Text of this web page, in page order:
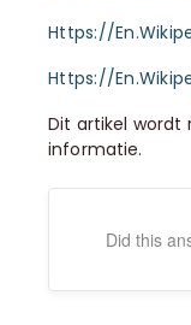
Https://
Https://
Dit artikel
informatie.
Did this